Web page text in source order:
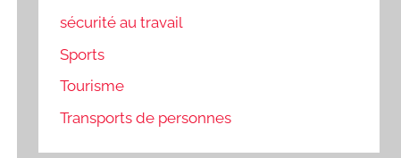
sécurité au travail
Sports
Tourisme
Transports de personnes